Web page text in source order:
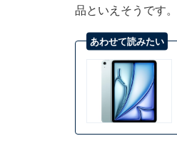
品といえそうです。
あわせて読みたい